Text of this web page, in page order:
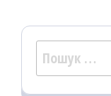
Пошук: